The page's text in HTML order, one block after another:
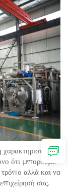
ότι μπορούμε
τρόπο αλλά και να
σας.